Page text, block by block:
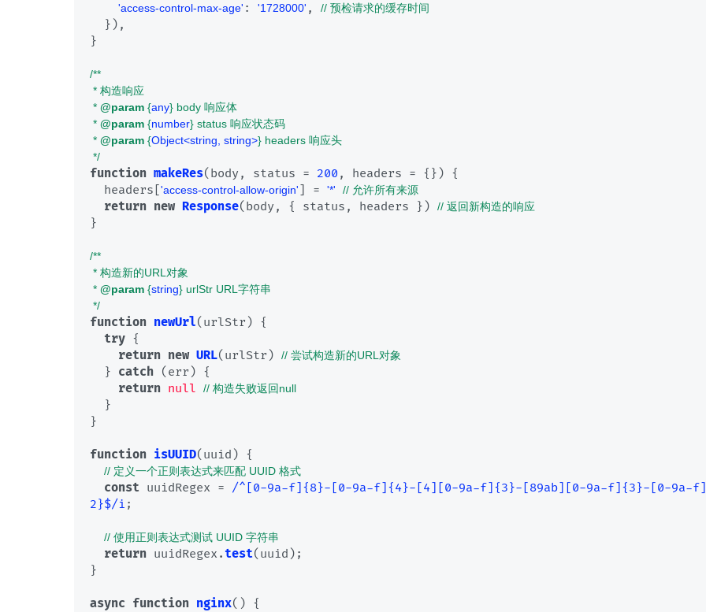
'access-control-max-age' : '1728000' , // 预检请求的缓存时间
}
/**
* @param {any} body 响应体
* @param {number} status 响应状态码
* @param {Object<string, string>} headers 响应头
*/
function makeRes( body, status = 200 , headers = {} ) {
  headers[
'access-control-allow-origin'] = '*' // 允许所有来源
return new Response(body, { status, headers }) // 返回新构造的响应
}
/**
* @param {string} urlStr URL字符串
*/
function newUrl( urlStr ) {
try {
return new URL(urlStr) // 尝试构造新的URL对象
  }
catch (err) {
return null // 构造失败返回null
}
function isUUID( uuid ) {
// 定义一个正则表达式来匹配 UUID 格式
const uuidRegex = /^[0-9a-f]{8}-[0-9a-f]{4}-[4][0-9a-f]{3}-[89ab][0-9a-f]{3}-[0-9a-
2}$/i ;
// 使用正则表达式测试 UUID 字符串
return uuidRegex.test(uuid);
}
async function nginx( ) {